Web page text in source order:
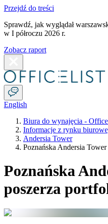
Przejdź do treści
Sprawdź, jak wyglądał
w I półroczu 2026 r.
Zobacz raport
English
Biura do wynajęcia -
Informacje z rynku
Andersia Tower
Poznańska Andersia
Poznańska
poszerza